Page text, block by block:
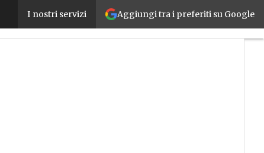
Aggiungi tra i preferiti su Google
I nostri servizi
Energia, investimenti e deregulation le priorità